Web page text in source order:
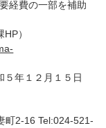
経費の一部を補助
）
年１２月１５日
2-16 Tel:024-521-